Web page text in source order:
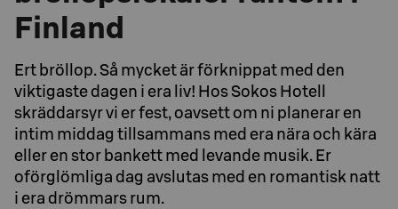
Finland
Ert bröllop. Så mycket är förknippat med den
viktigaste dagen i era liv! Hos Sokos Hotell
skräddarsyr vi er fest, oavsett om ni planerar en
intim middag tillsammans med era nära och kära
eller en stor bankett med levande musik. Er
oförglömliga dag avslutas med en romantisk natt
i era drömmars rum.